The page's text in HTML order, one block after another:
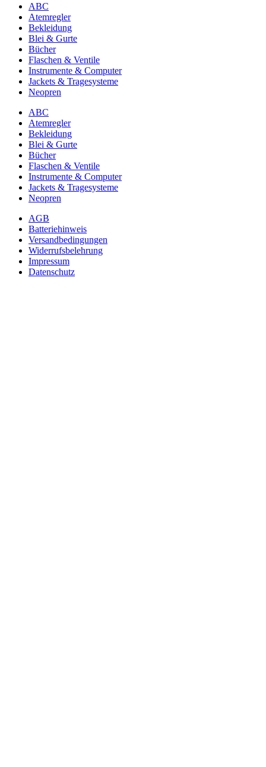
ABC
Atemregler
Bekleidung
Blei & Gurte
Bücher
Flaschen & Ventile
Instrumente & Computer
Jackets & Tragesysteme
Neopren
ABC
Atemregler
Bekleidung
Blei & Gurte
Bücher
Flaschen & Ventile
Instrumente & Computer
Jackets & Tragesysteme
Neopren
AGB
Batteriehinweis
Versandbedingungen
Widerrufsbelehrung
Impressum
Datenschutz